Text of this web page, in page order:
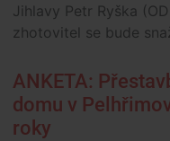
Jihlavy Petr Ryška
zhotovitel se bude
ANKETA:
domu v
roky